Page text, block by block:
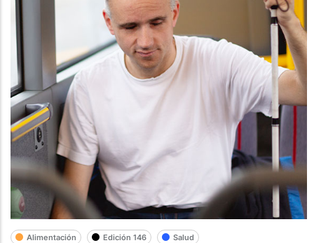
Alimentación Edición 146 Salud